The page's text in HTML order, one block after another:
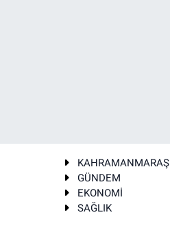
KAHRAMANMARAŞ
GÜNDEM
EKONOMİ
SAĞLIK